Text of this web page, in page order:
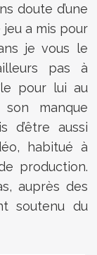
doute d’une
a mis pour
je vous le
pas à
pour lui au
manque
d’être aussi
habitué à
production.
auprès des
soutenu du